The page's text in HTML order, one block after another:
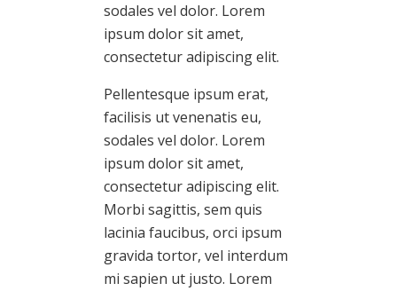
sodales vel dolor. Lorem
ipsum dolor sit amet,
consectetur adipiscing elit.
Pellentesque ipsum erat,
facilisis ut venenatis eu,
sodales vel dolor. Lorem
ipsum dolor sit amet,
consectetur adipiscing elit.
Morbi sagittis, sem quis
lacinia faucibus, orci ipsum
gravida tortor, vel interdum
mi sapien ut justo. Lorem